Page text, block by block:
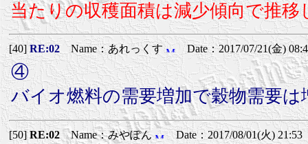
当たりの収穫面積は減少傾向で推移
[40]RE:02Name：あれっくす Date：2017/07/21(金)
④
バイオ燃料の需要増加で穀物需要
[50]RE:02Name：みやぽん Date：2017/08/01(火) 21:53